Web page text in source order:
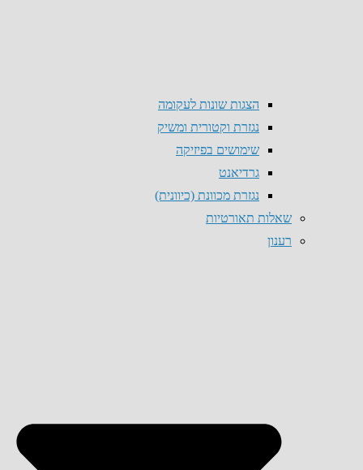
הצגות שונות לעקומה
נגזרת וקטורית ומשיק
שימושים בפיזיקה
גרדיאנט
נגזרת מכוונת (כיוונית)
שאלות תאורטיות
רענון